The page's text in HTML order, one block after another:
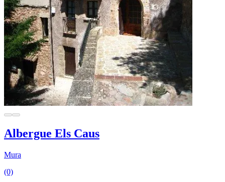
Albergue Els Caus
Mura
(0)